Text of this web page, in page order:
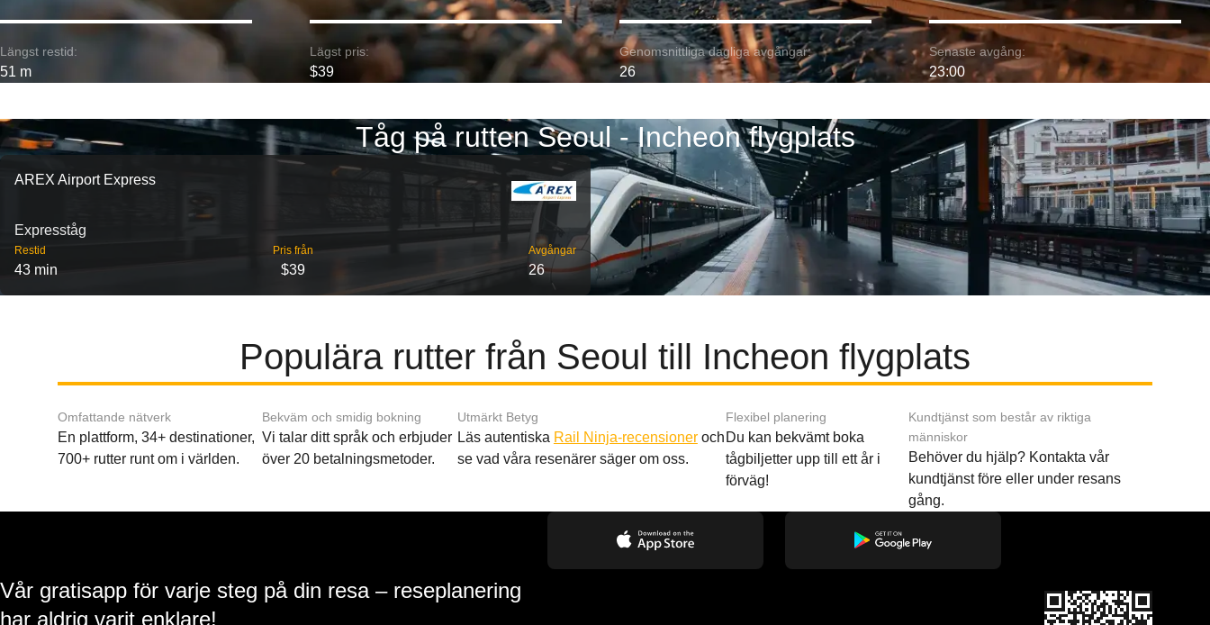
Längst restid:
51 m
Lägst pris:
$39
Genomsnittliga dagliga avgångar:
26
Senaste avgång:
23:00
Tåg på rutten Seoul - Incheon flygplats
AREX Airport Express
Expresståg
Restid
43 min
Pris från
$39
Avgångar
26
Populära rutter från Seoul till Incheon flygplats
Omfattande nätverk
En plattform, 34+ destinationer,
700+ rutter runt om i världen.
Bekväm och smidig bokning
Vi talar ditt språk och erbjuder
över 20 betalningsmetoder.
Utmärkt Betyg
Läs autentiska Rail Ninja-recensioneroch
se vad våra resenärer säger om oss.
Flexibel planering
Du kan bekvämt boka
tågbiljetter upp till ett år i
förväg!
Kundtjänst som består av riktiga
människor
Behöver du hjälp? Kontakta vår
kundtjänst före eller under resans
gång.
Vår gratisapp för varje steg på din resa – reseplanering
har aldrig varit enklare!